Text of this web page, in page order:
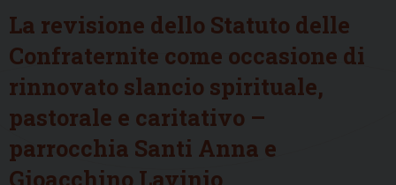
La revisione dello Statuto delle
Confraternite come occasione di
rinnovato slancio spirituale,
pastorale e caritativo –
parrocchia Santi Anna e
Gioacchino Lavinio